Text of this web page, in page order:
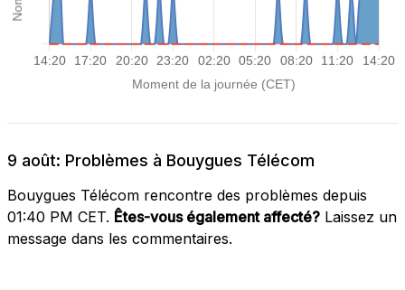
9 août: Problèmes à Bouygues Télécom
Bouygues Télécom rencontre des problèmes depuis
01:40 PM CET. Êtes-vous également affecté? Laissez un
message dans les commentaires.